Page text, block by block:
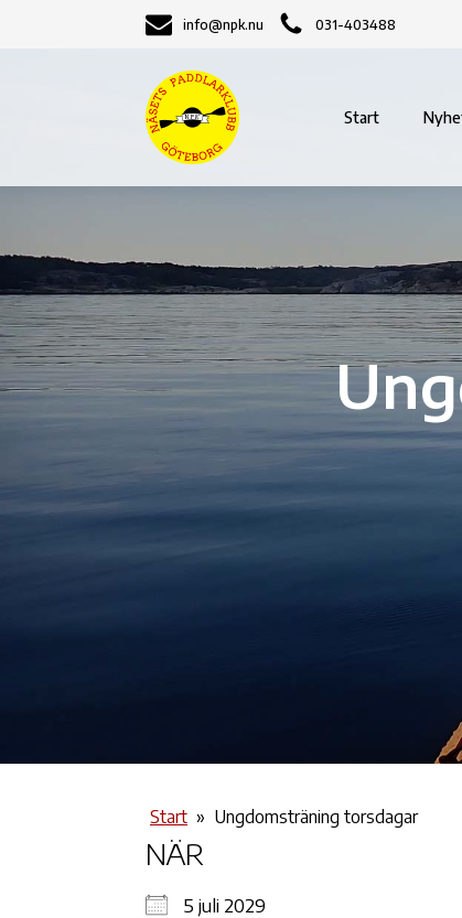
info@npk.nu 031-403488
Start
Start » Ungdomsträning torsdagar
NÄR
5 juli 2029